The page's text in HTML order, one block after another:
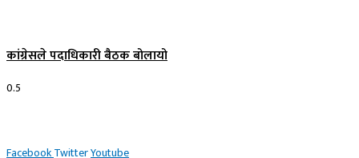
कांग्रेसले पदाधिकारी बैठक बोलायो
FacebookTwitterYoutube